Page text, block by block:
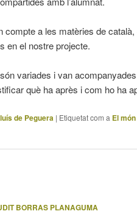
compte a les matèries de
en el nostre projecte.
variades i van
què ha après i com ho ha
de Peguera | Etiquetat com a El
BORRAS PLANAGUMA